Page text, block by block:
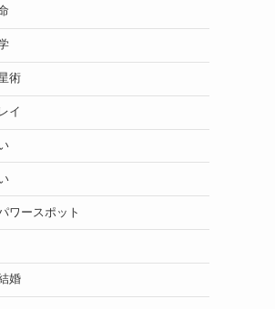
術
イ
ワースポット
婚